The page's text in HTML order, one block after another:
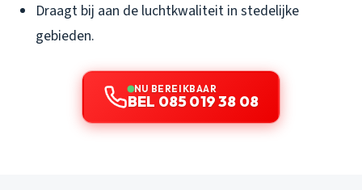
Draagt bij aan de luchtkwaliteit in stedelijke
gebieden.
NU BEREIKBAAR
BEL 085 019 38 08